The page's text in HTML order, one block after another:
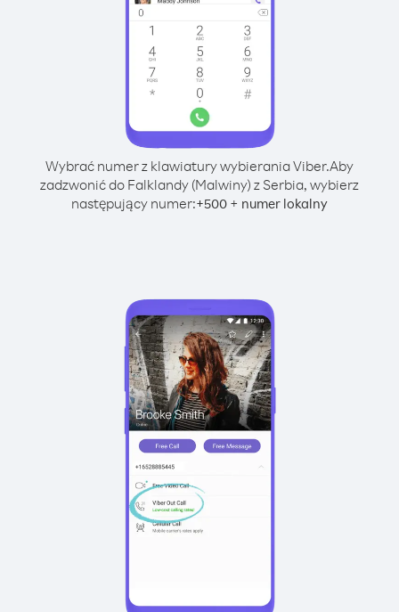
Wybrać numer z klawiatury wybierania Viber.Aby
zadzwonić do Falklandy (Malwiny) z Serbia, wybierz
następujący numer:+500 + numer lokalny